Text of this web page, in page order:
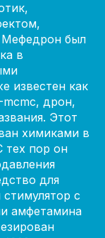
Мефедрон был
в
известен как
дрон,
Этот
химиками в
тех пор он
для
с
амфетамина